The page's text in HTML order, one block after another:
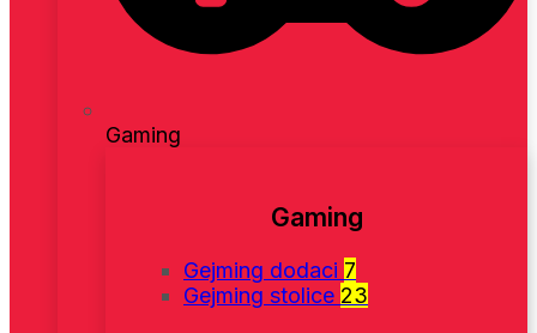
Gaming
Gaming
Gejming dodaci 7
Gejming stolice 23